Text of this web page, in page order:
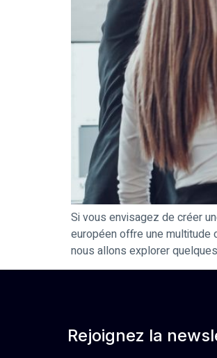
Si vous envisagez de créer
européen offre une multitude
nous allons explorer
Rejoignez la